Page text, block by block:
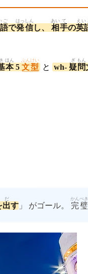
ご
で発信
はっしん
し、 相
あい
手
て
の英
えい
き
本
ほん
5 文型
ぶんけい
と wh- 疑
ぎ
問
もん
出
だ
す 」 がゴール。 完
かん
璧
ぺき